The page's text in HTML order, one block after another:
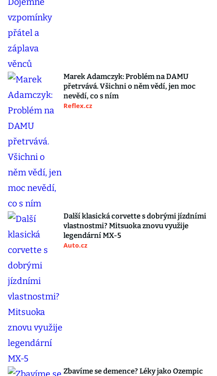
Marek Adamczyk: Problém na DAMU
přetrvává. Všichni o něm vědí, jen moc
nevědí, co s ním
Reflex.cz
Další klasická corvette s dobrými jízdními
vlastnostmi? Mitsuoka znovu využije
legendární MX-5
Auto.cz
Zbavíme se demence? Léky jako Ozempic